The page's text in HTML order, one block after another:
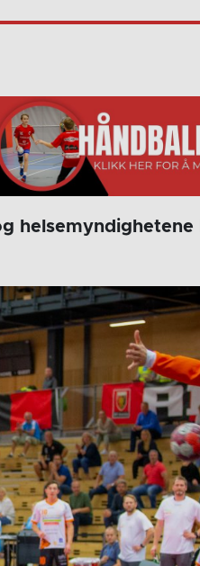
helsemyndighetene